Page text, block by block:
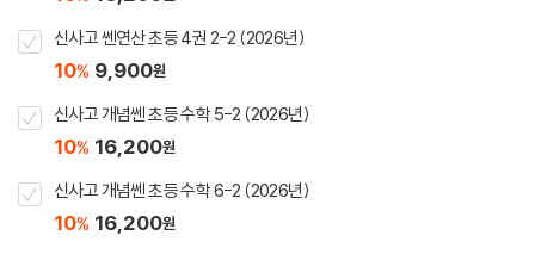
신사고 쎈연산 초등 4권 2-2 (2026년)
10% 9,900원
신사고 개념쎈 초등 수학 5-2 (2026년)
10% 16,200원
신사고 개념쎈 초등 수학 6-2 (2026년)
10% 16,200원